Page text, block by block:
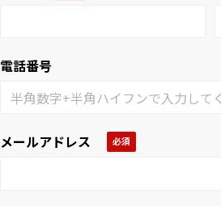
電話番号
メールアドレス